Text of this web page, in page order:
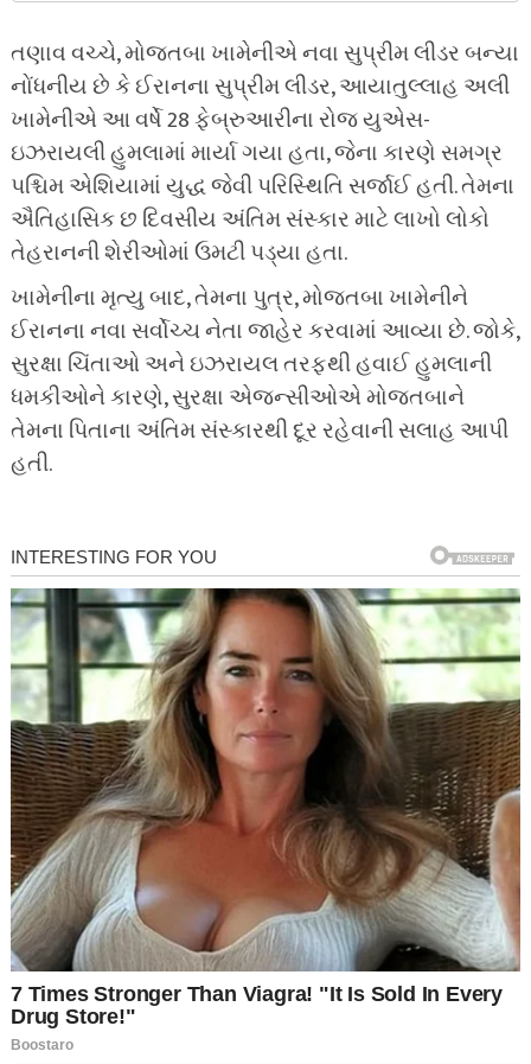
તણાવ વચ્ચે, મોજતબા ખામેનીએ નવા સુપ્રીમ લીડર બન્યા
નોંધનીય છે કે ઈરાનના સુપ્રીમ લીડર, આયાતુલ્લાહ અલી
ખામેનીએ આ વર્ષે 28 ફેબ્રુઆરીના રોજ યુએસ-
ઇઝરાયલી હુમલામાં માર્યા ગયા હતા, જેના કારણે સમગ્ર
પશ્ચિમ એશિયામાં યુદ્ધ જેવી પરિસ્થિતિ સર્જાઈ હતી. તેમના
ઐતિહાસિક છ દિવસીય અંતિમ સંસ્કાર માટે લાખો લોકો
તેહરાનની શેરીઓમાં ઉમટી પડ્યા હતા.
ખામેનીના મૃત્યુ બાદ, તેમના પુત્ર, મોજતબા ખામેનીને
ઈરાનના નવા સર્વોચ્ચ નેતા જાહેર કરવામાં આવ્યા છે. જોકે,
સુરક્ષા ચિંતાઓ અને ઇઝરાયલ તરફથી હવાઈ હુમલાની
ધમકીઓને કારણે, સુરક્ષા એજન્સીઓએ મોજતબાને
તેમના પિતાના અંતિમ સંસ્કારથી દૂર રહેવાની સલાહ આપી
હતી.